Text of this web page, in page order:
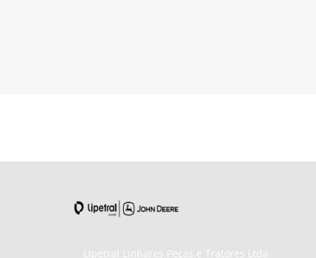
Lipetral Linhares Peças e Tratores Ltda